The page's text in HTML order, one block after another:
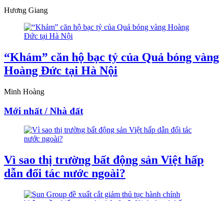
Hương Giang
“Khám” căn hộ bạc tỷ của Quả bóng vàng
Hoàng Đức tại Hà Nội
Minh Hoàng
Mới nhất / Nhà đất
Vì sao thị trường bất động sản Việt hấp
dẫn đối tác nước ngoài?